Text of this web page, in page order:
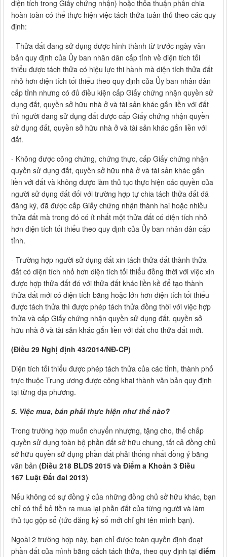
diện tích trong Giấy chứng nhận) hoặc thỏa thuận phân chia
hoàn toàn có thể thực hiện việc tách thửa tuân thủ theo các quy
định:
- Thửa đất đang sử dụng được hình thành từ trước ngày văn
bản quy định của Ủy ban nhân dân cấp tỉnh về diện tích tối
thiểu được tách thửa có hiệu lực thi hành mà diện tích thửa đất
nhỏ hơn diện tích tối thiểu theo quy định của Ủy ban nhân dân
cấp tỉnh nhưng có đủ điều kiện cấp Giấy chứng nhận quyền sử
dụng đất, quyền sở hữu nhà ở và tài sản khác gắn liền với đất
thì người đang sử dụng đất được cấp Giấy chứng nhận quyền
sử dụng đất, quyền sở hữu nhà ở và tài sản khác gắn liền với
đất.
- Không được công chứng, chứng thực, cấp Giấy chứng nhận
quyền sử dụng đất, quyền sở hữu nhà ở và tài sản khác gắn
liền với đất và không được làm thủ tục thực hiện các quyền của
người sử dụng đất đối với trường hợp tự chia tách thửa đất đã
đăng ký, đã được cấp Giấy chứng nhận thành hai hoặc nhiều
thửa đất mà trong đó có ít nhất một thửa đất có diện tích nhỏ
hơn diện tích tối thiểu theo quy định của Ủy ban nhân dân cấp
tỉnh.
- Trường hợp người sử dụng đất xin tách thửa đất thành thửa
đất có diện tích nhỏ hơn diện tích tối thiểu đồng thời với việc xin
được hợp thửa đất đó với thửa đất khác liền kề để tạo thành
thửa đất mới có diện tích bằng hoặc lớn hơn diện tích tối thiểu
được tách thửa thì được phép tách thửa đồng thời với việc hợp
thửa và cấp Giấy chứng nhận quyền sử dụng đất, quyền sở
hữu nhà ở và tài sản khác gắn liền với đất cho thửa đất mới.
(Điều 29 Nghị định 43/2014/NĐ-CP)
Diện tích tối thiểu được phép tách thửa của các tỉnh, thành phố
trực thuộc Trung ương được công khai thành văn bản quy định
tại từng địa phương.
5. Việc mua, bán phải thực hiện như thế nào?
Trong trường hợp muốn chuyển nhượng, tặng cho, thế chấp
quyền sử dụng toàn bộ phần đất sở hữu chung, tất cả đồng chủ
sở hữu quyền sử dụng phần đất phải thống nhất đồng ý bằng
văn bản (Điều 218 BLDS 2015 và Điểm a Khoản 3 Điều
167 Luật Đất đai 2013)
Nếu không có sự đồng ý của những đồng chủ sở hữu khác, bạn
chỉ có thể bỏ tiền ra mua lại phần đất của từng người và làm
thủ tục gộp sổ (tức đăng ký sổ mới chỉ ghi tên mình bạn).
Ngoài 2 trường hợp này, bạn chỉ được toàn quyền định đoạt
phần đất của mình bằng cách tách thửa, theo quy định tại điểm